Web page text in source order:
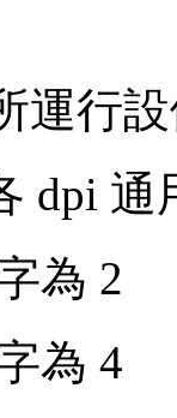
運行
dpi 通
為 2
為 4